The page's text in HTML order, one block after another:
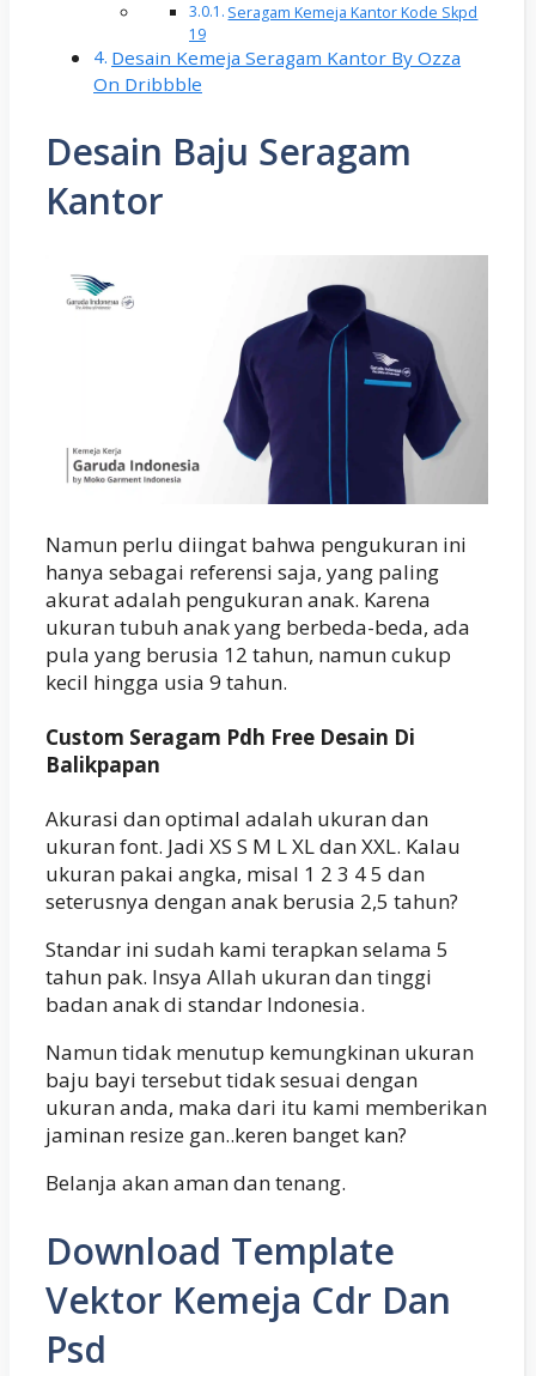
Seragam Kemeja Kantor Kode Skpd
19
Desain Kemeja Seragam Kantor By Ozza
On Dribbble
Desain Baju Seragam
Kantor
Namun perlu diingat bahwa pengukuran ini
hanya sebagai referensi saja, yang paling
akurat adalah pengukuran anak. Karena
ukuran tubuh anak yang berbeda-beda, ada
pula yang berusia 12 tahun, namun cukup
kecil hingga usia 9 tahun.
Custom Seragam Pdh Free Desain Di
Balikpapan
Akurasi dan optimal adalah ukuran dan
ukuran font. Jadi XS S M L XL dan XXL. Kalau
ukuran pakai angka, misal 1 2 3 4 5 dan
seterusnya dengan anak berusia 2,5 tahun?
Standar ini sudah kami terapkan selama 5
tahun pak. Insya Allah ukuran dan tinggi
badan anak di standar Indonesia.
Namun tidak menutup kemungkinan ukuran
baju bayi tersebut tidak sesuai dengan
ukuran anda, maka dari itu kami memberikan
jaminan resize gan..keren banget kan?
Belanja akan aman dan tenang.
Download Template
Vektor Kemeja Cdr Dan
Psd